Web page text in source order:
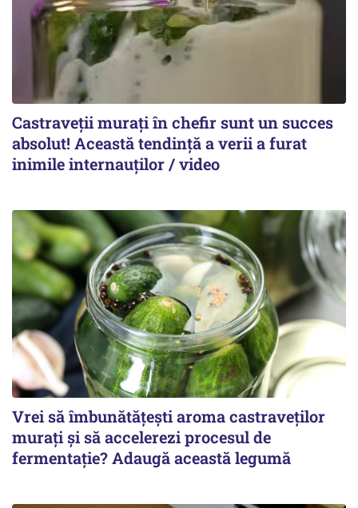
Castraveții murați în chefir sunt un succes
absolut! Această tendință a verii a furat
inimile internauților / video
Vrei să îmbunătățești aroma castraveților
murați și să accelerezi procesul de
fermentație? Adaugă această legumă